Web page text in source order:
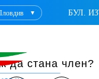
▼ БУЛ.
да стана член?